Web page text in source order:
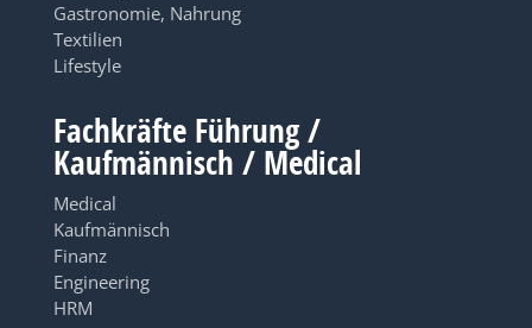
Gastronomie, Nahrung
Textilien
Lifestyle
Fachkräfte Führung /
Kaufmännisch / Medical
Medical
Kaufmännisch
Finanz
Engineering
HRM